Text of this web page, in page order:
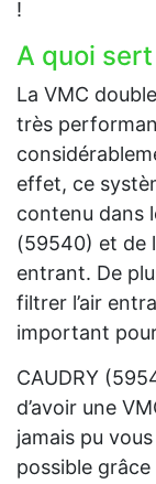
!
A quoi
La VMC
très
effet, ce
contenu dans
(59540) et de
entrant. De
filtrer l’air
important
CAUDRY
d’avoir une
jamais pu
possible grâce